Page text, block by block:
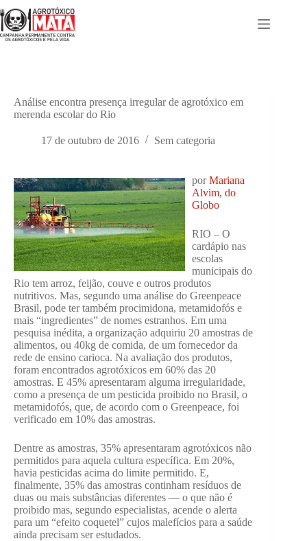
para
o
conteúdo
Análise encontra presença irregular de agrotóxico em
merenda escolar do Rio
17 de outubro de 2016 Sem categoria
porMariana
Alvim, do
Globo
RIO – O
cardápio nas
escolas
municipais do
Rio tem arroz, feijão, couve e outros produtos
nutritivos. Mas, segundo uma análise do Greenpeace
Brasil, pode ter também procimidona, metamidofós e
mais “ingredientes” de nomes estranhos. Em uma
pesquisa inédita, a organização adquiriu 20 amostras de
alimentos, ou 40kg de comida, de um fornecedor da
rede de ensino carioca. Na avaliação dos produtos,
foram encontrados agrotóxicos em 60% das 20
amostras. E 45% apresentaram alguma irregularidade,
como a presença de um pesticida proibido no Brasil, o
metamidofós, que, de acordo com o Greenpeace, foi
verificado em 10% das amostras.
Dentre as amostras, 35% apresentaram agrotóxicos não
permitidos para aquela cultura específica. Em 20%,
havia pesticidas acima do limite permitido. E,
finalmente, 35% das amostras continham resíduos de
duas ou mais substâncias diferentes — o que não é
proibido mas, segundo especialistas, acende o alerta
para um “efeito coquetel” cujos malefícios para a saúde
ainda precisam ser estudados.